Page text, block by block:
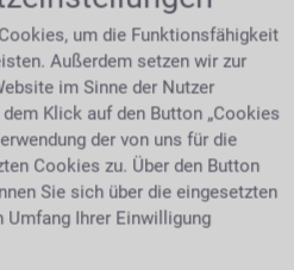
/ RÜCKRUF
mit unserer Kanzlei Kontakt auf,
Formular ausfüllen.
um die Funktionsfähigkeit
Außerdem setzen wir zur
im Sinne der Nutzer
Klick auf den Button „Cookies
der von uns für die
Cookies zu. Über den Button
Sie sich über die eingesetzten
Ihrer Einwilligung